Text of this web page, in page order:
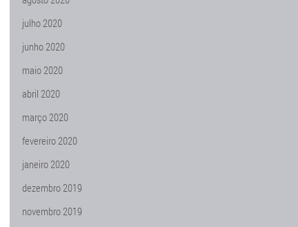
julho 2020
junho 2020
maio 2020
abril 2020
março 2020
fevereiro 2020
janeiro 2020
dezembro 2019
novembro 2019